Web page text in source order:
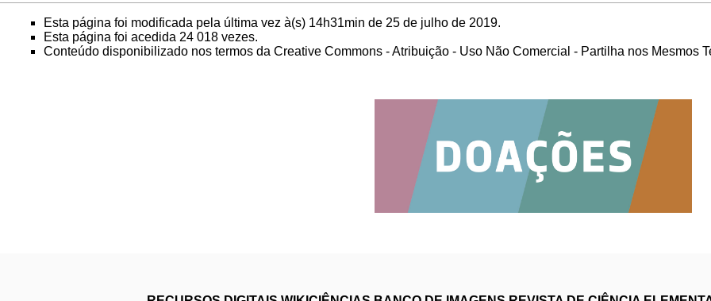
Esta página foi modificada pela última vez à(s) 14h31min de 25 de julho de 2019.
Esta página foi acedida 24 018 vezes.
Conteúdo disponibilizado nos termos da Creative Commons - Atribuição - Uso Não Comercial - Partilha nos Mesmos